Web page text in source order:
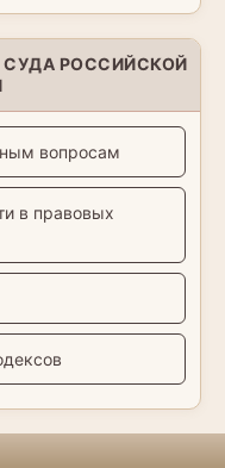
РОССИЙСКОЙ
вопросам
в правовых